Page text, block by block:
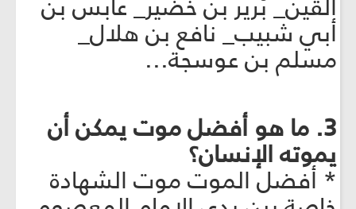
أبي شبيب_ نافع بن هلال_
مسلم بن عوسجة...
3. ما هو أفضل موت يمكن أن
يموته الإنسان؟
* أفضل الموت موت الشهادة